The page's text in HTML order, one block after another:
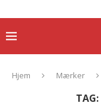
Hjem Mærker
TAG: